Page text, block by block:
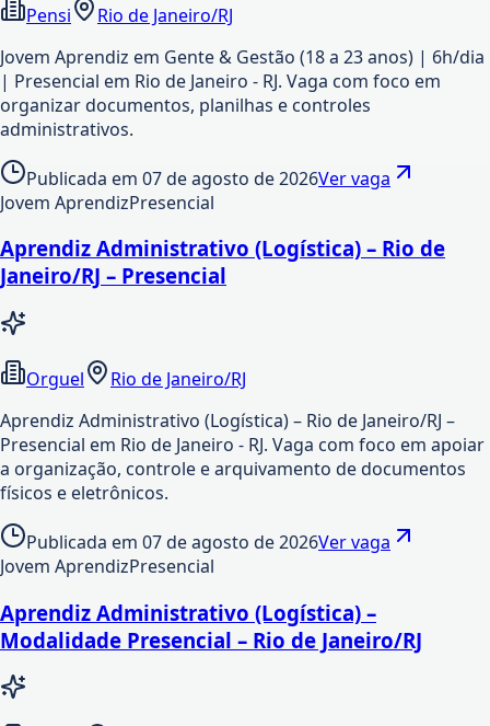
Pensi
Rio de Janeiro/RJ
Jovem Aprendiz em Gente & Gestão (18 a 23 anos) | 6h/dia
| Presencial em Rio de Janeiro - RJ. Vaga com foco em
organizar documentos, planilhas e controles
administrativos.
Publicada em 07 de agosto de 2026Ver vaga
Jovem AprendizPresencial
Aprendiz Administrativo (Logística) – Rio de
Janeiro/RJ – Presencial
Orguel
Rio de Janeiro/RJ
Aprendiz Administrativo (Logística) – Rio de Janeiro/RJ –
Presencial em Rio de Janeiro - RJ. Vaga com foco em apoiar
a organização, controle e arquivamento de documentos
físicos e eletrônicos.
Publicada em 07 de agosto de 2026Ver vaga
Jovem AprendizPresencial
Aprendiz Administrativo (Logística) –
Modalidade Presencial – Rio de Janeiro/RJ